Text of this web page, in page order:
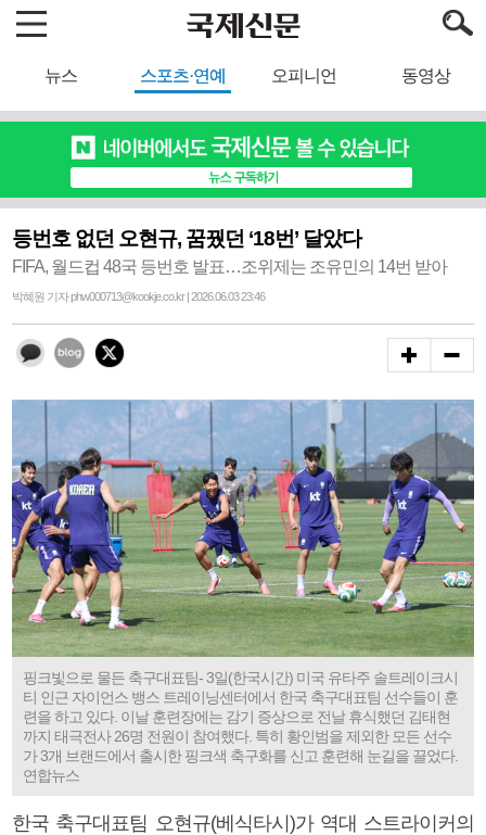
뉴스 스포츠·연예 오피니언 동영상
등번호 없던 오현규, 꿈꿨던 ‘18번’ 달았다
FIFA, 월드컵 48국 등번호 발표…조위제는 조유민의 14번 받아
박혜원 기자 phw000713@kookje.co.kr | 2026.06.03 23:46
핑크빛으로 물든 축구대표팀- 3일(한국시간) 미국 유타주 솔트레이크시
티 인근 자이언스 뱅스 트레이닝센터에서 한국 축구대표팀 선수들이 훈
련을 하고 있다. 이날 훈련장에는 감기 증상으로 전날 휴식했던 김태현
까지 태극전사 26명 전원이 참여했다. 특히 황인범을 제외한 모든 선수
가 3개 브랜드에서 출시한 핑크색 축구화를 신고 훈련해 눈길을 끌었다.
연합뉴스
한국 축구대표팀 오현규(베식타시)가 역대 스트라이커의